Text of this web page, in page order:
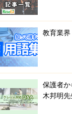
教育業
保護者
木邦明先